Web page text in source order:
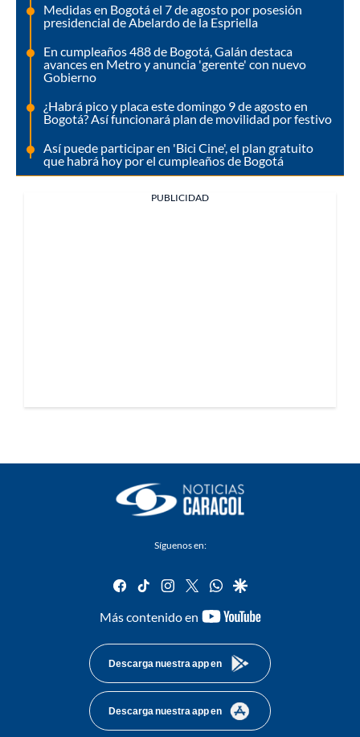
Medidas en Bogotá el 7 de agosto por posesión
presidencial de Abelardo de la Espriella
En cumpleaños 488 de Bogotá, Galán destaca
avances en Metro y anuncia 'gerente' con nuevo
Gobierno
¿Habrá pico y placa este domingo 9 de agosto en
Bogotá? Así funcionará plan de movilidad por festivo
Así puede participar en 'Bici Cine', el plan gratuito
que habrá hoy por el cumpleaños de Bogotá
PUBLICIDAD
Síguenos en:
facebook
tiktok instagram
twitterwhatsapp
google
Más contenido en
youtube-
Descarga nuestra app en
Descarga nuestra app en